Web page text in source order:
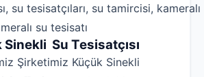
su tesisatçıları, su tamircisi,
su tesisatı
Sinekli Su Tesisatçısı
Şirketimiz Küçük Sinekli